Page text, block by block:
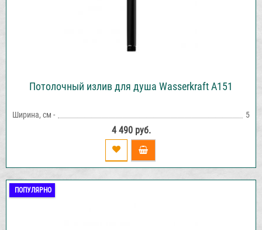
Потолочный излив для душа Wasserkraft A151
Ширина, см - 5
4 490 руб.
ПОПУЛЯРНО